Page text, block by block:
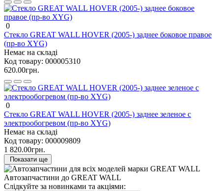
0
Стекло GREAT WALL HOVER (2005-) заднее боковое правое
(пр-во XYG)
Немає на складі
Код товару: 000005310
620.00грн.
0
Стекло GREAT WALL HOVER (2005-) заднее зеленое с
электрообогревом (пр-во XYG)
Немає на складі
Код товару: 000009809
1 820.00грн.
Показати ще
Автозапчастини до GREAT WALL
Слідкуйте за новинками та акціями: